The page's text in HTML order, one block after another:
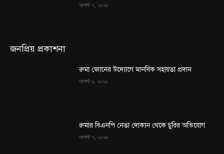
আগস্ট ৭, ২০২৬
জনপ্রিয় প্রকাশনা
রুমা জোনের উদ্যোগে মানবিক সহায়তা প্রদান
আগস্ট ৯, ২০২৬
রুমার বিএনপি নেতা দোকান থেকে চুরির অভিযোগ
আগস্ট ৭, ২০২৬